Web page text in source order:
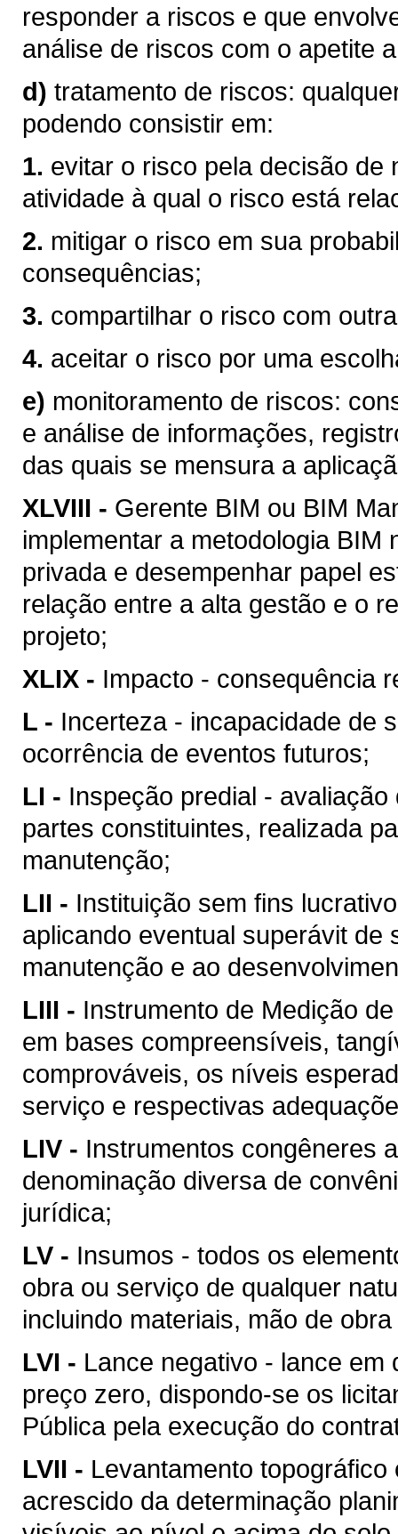
responder a riscos e que
análise de riscos com o apetite
d) tratamento de riscos:
podendo consistir em:
1. evitar o risco pela decisão de
atividade à qual o risco está
2. mitigar o risco em sua
consequências;
3. compartilhar o risco com
4. aceitar o risco por uma
e) monitoramento de riscos:
e análise de informações,
das quais se mensura a
XLVIII - Gerente BIM ou BIM
implementar a metodologia BIM
privada e desempenhar papel
relação entre a alta gestão e o
projeto;
XLIX - Impacto - consequência
L - Incerteza - incapacidade de
ocorrência de eventos futuros;
LI - Inspeção predial -
partes constituintes, realizada
manutenção;
LII - Instituição sem fins
aplicando eventual superávit de
manutenção e ao
LIII - Instrumento de Medição
em bases compreensíveis,
comprováveis, os níveis
serviço e respectivas
LIV - Instrumentos congêneres
denominação diversa de
jurídica;
LV - Insumos - todos os
obra ou serviço de qualquer
incluindo materiais, mão de
LVI - Lance negativo - lance em
preço zero, dispondo-se os
Pública pela execução do
LVII - Levantamento
acrescido da determinação